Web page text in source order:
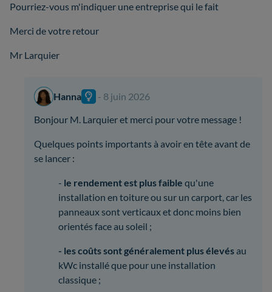
Pourriez-vous m'indiquer une entreprise qui le fait
Merci de votre retour
Mr Larquier
Hanna
- 8 juin 2026
Bonjour M. Larquier et merci pour votre message !
Quelques points importants à avoir en tête avant de
se lancer :
- le rendement est plus faible qu'une
installation en toiture ou sur un carport, car les
panneaux sont verticaux et donc moins bien
orientés face au soleil ;
- les coûts sont généralement plus élevésau
kWc installé que pour une installation
classique ;